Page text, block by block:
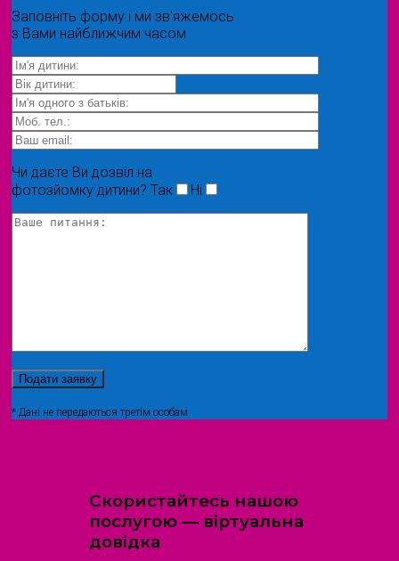
Заповніть форму і ми зв'яжемось
з Вами найближчим часом
Чи даєте Ви дозвіл на
фотозйомку дитини? Так Ні
* Дані не передаються третім особам
Скористайтесь нашою
послугою — віртуальна
довідка